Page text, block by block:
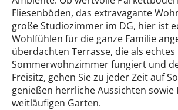
Fliesenböden, das extravagante
große Studiozimmer im DG, hier ist
Wohlfühlen für die ganze Familie
überdachten Terrasse, die als echtes
Sommerwohnzimmer fungiert und
Freisitz, gehen Sie zu jeder Zeit auf
genießen herrliche Aussichten sowie
weitläufigen Garten.